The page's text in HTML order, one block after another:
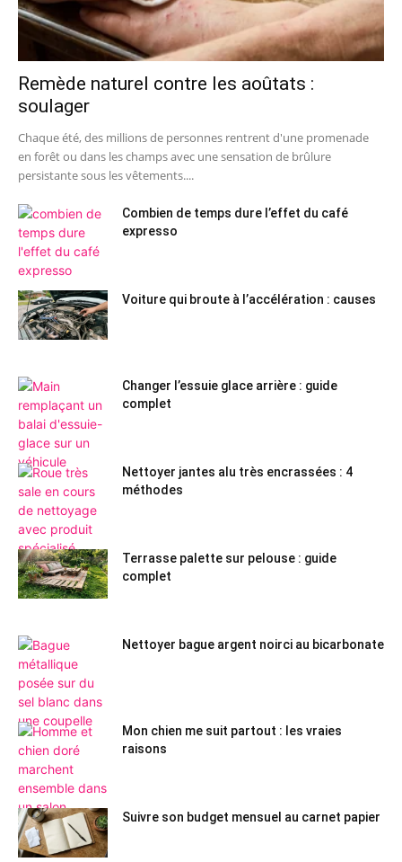
Remède naturel contre les aoûtats :
soulager
Chaque été, des millions de personnes rentrent d'une promenade
en forêt ou dans les champs avec une sensation de brûlure
persistante sous les vêtements....
Combien de temps dure l’effet du café
expresso
Voiture qui broute à l’accélération : causes
Changer l’essuie glace arrière : guide
complet
Nettoyer jantes alu très encrassées : 4
méthodes
Terrasse palette sur pelouse : guide
complet
Nettoyer bague argent noirci au bicarbonate
Mon chien me suit partout : les vraies
raisons
Suivre son budget mensuel au carnet papier